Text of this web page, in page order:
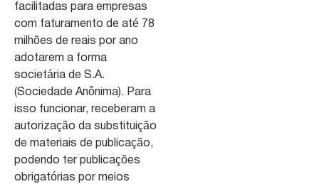
facilitadas para empresas
com faturamento de até 78
milhões de reais por ano
adotarem a forma
societária de S.A.
(Sociedade Anônima). Para
isso funcionar, receberam a
autorização da substituição
de materiais de publicação,
podendo ter publicações
obrigatórias por meios